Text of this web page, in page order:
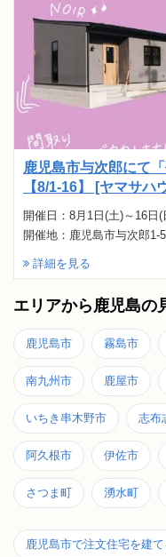
鹿児島市与次郎にて
【8/1-16】 [ヤマサハ
開催日：8月1日(土)～16日(
開催地：鹿児島市与次郎1-
詳細を見る
エリアから鹿児島の
鹿児島市 霧島市
南九州市 鹿屋市
いちき串木野市 志布
阿久根市 伊佐市
さつま町 湧水町
鹿児島市で注文住宅を建